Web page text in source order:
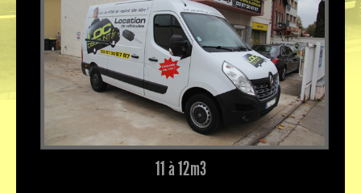
11 à 12m³